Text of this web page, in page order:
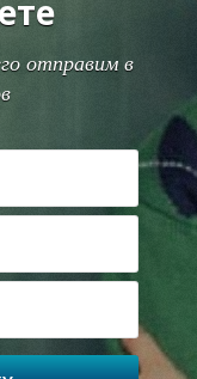
отправим в